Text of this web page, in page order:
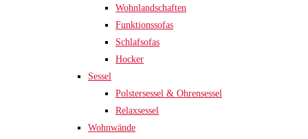
Wohnlandschaften
Funktionssofas
Schlafsofas
Hocker
Sessel
Polstersessel & Ohrensessel
Relaxsessel
Wohnwände